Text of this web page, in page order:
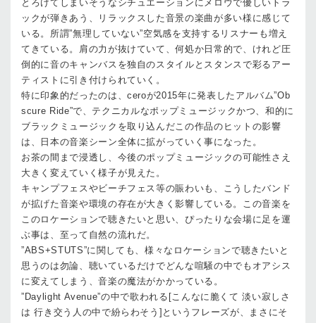
とろけてしまいそうなシチュエーションにメロウで優しいトラ
ックが弾きあう、リラックスした音景の楽曲が多い様に感じて
いる。所謂”無理していない”空気感を支持するリスナーも増え
てきている。肩の力が抜けていて、何処か日常的で、けれど圧
倒的に音のキャンバスを独自のスタイルとスタンスで彩るアー
ティストに引き付けられていく。
特に印象的だったのは、ceroが2015年に発表したアルバム”Ob
scure Ride”で、テクニカルなポップミュージックかつ、和的に
ブラックミュージックを取り込んだこの作品のヒットの影響
は、日本の音楽シーン全体に拡がっていく事になった。
お茶の間まで浸透し、今後のポップミュージックの可能性さえ
大きく変えていく様子が見えた。
キャンプフェスやビーチフェス等の賑わいも、こうしたバンド
が拡げた音楽や環境の存在が大きく影響している。この音楽を
このロケーションで聴きたいと思い、ぴったりな会場に足を運
ぶ事は、至って自然の流れだ。
”ABS+STUTS”に関しても、様々なロケーションで聴きたいと
思うのは勿論、聴いているだけでどんな喧騒の中でもオアシス
に変えてしまう、音楽の魔法がかかっている。
”Daylight Avenue”の中で歌われる[こんなに脆くて 淡い寂しさ
は 行き交う人の中で紛らわそう]というフレーズが、まさにそ